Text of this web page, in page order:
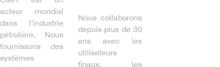
acteur mondial
dans l'industrie
pétrolière. Nous
fournissons des
systèmes
Nous collaborons
depuis plus de 30
ans avec les
utilisateurs
finaux, les